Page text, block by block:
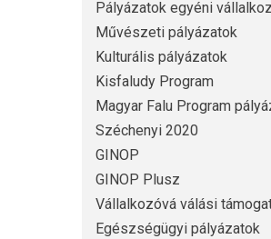
Pályázatok egyéni
Művészeti pályázatok
Kulturális pályázatok
Kisfaludy Program
Magyar Falu Program
Széchenyi 2020
GINOP
GINOP Plusz
Vállalkozóvá válási
Egészségügyi pályázatok